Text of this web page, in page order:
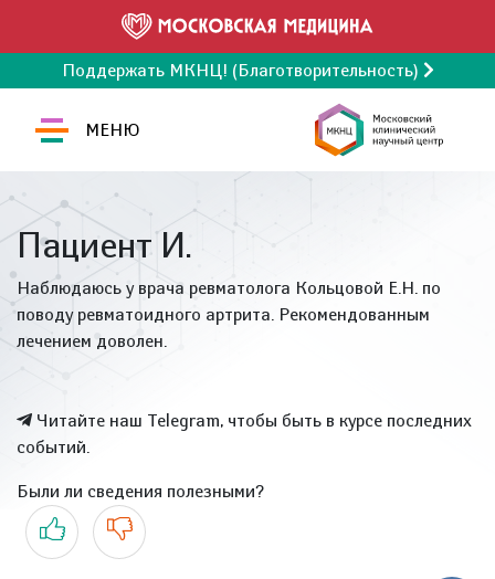
Поддержать МКНЦ! (Благотворительность)
МЕНЮ
Пациент И.
Наблюдаюсь у врача ревматолога Кольцовой Е.Н. по
поводу ревматоидного артрита. Рекомендованным
лечением доволен.
Читайте наш Telegram, чтобы быть в курсе последних
событий.
Были ли сведения полезными?
Да Нет